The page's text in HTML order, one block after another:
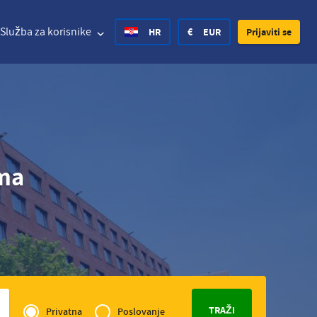
Služba za korisnike HR
Español
Hrvatski
Finnish
€ EUR
States Dollar
Krone
Krone zł Poland Zloty
Krona CHF Switzerland Franc
Prijaviti se
of
Privatna Poslovanje